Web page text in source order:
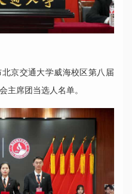
京交通大学威海校区第八届
主席团当选人名单。